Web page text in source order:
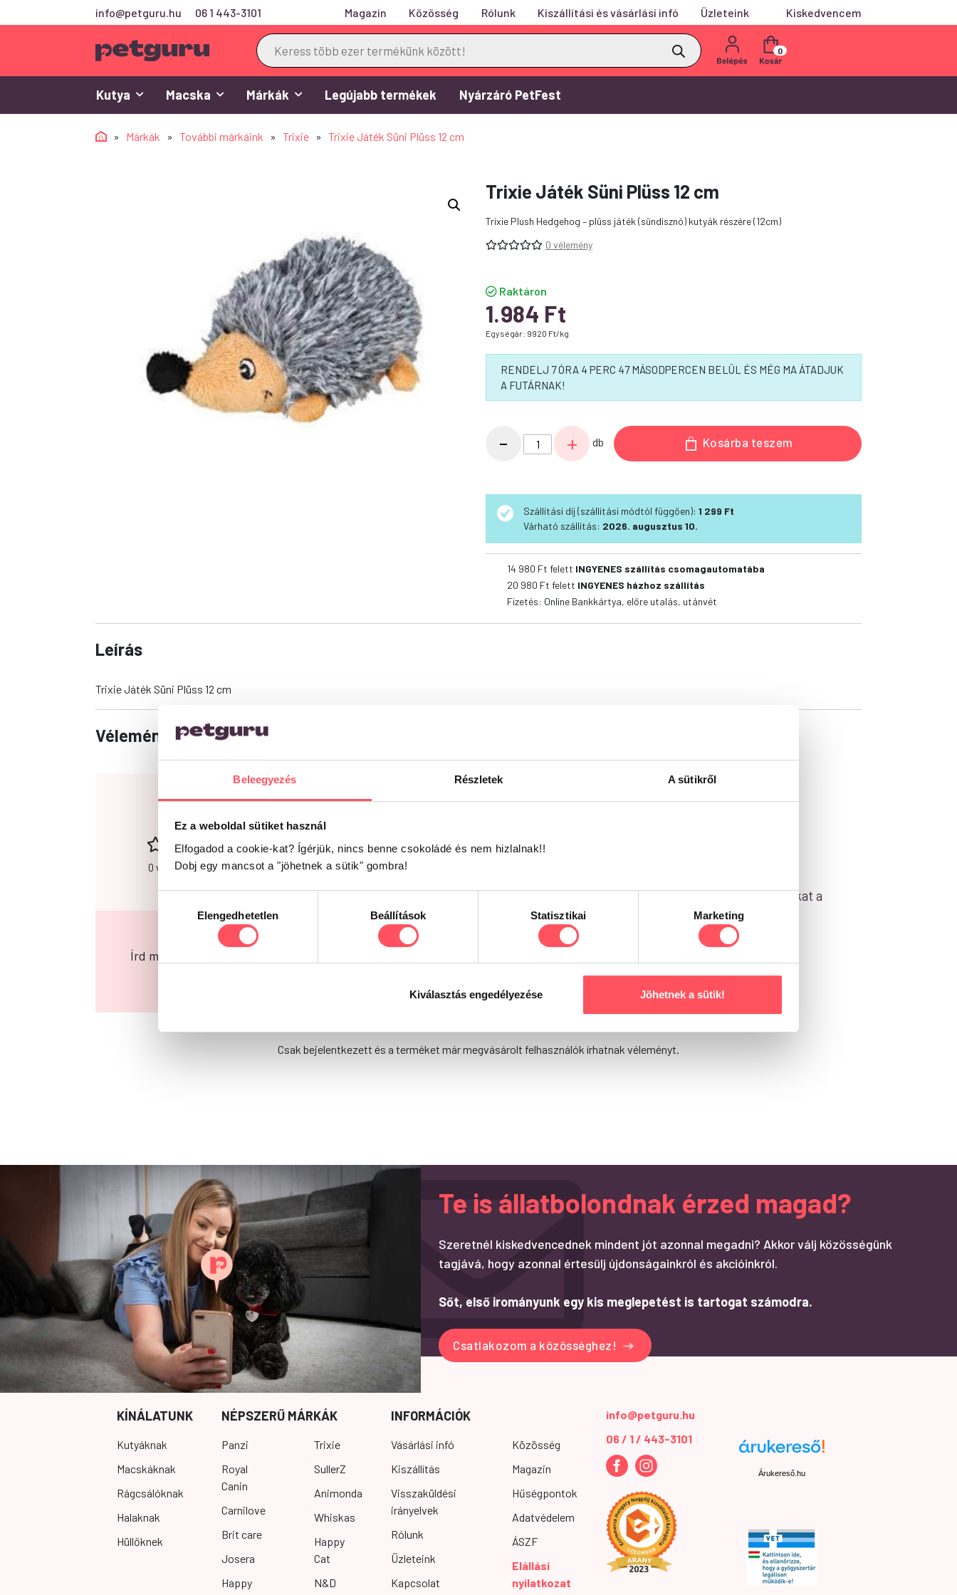
Beleegyezés Részletek A sütikről
Ez a weboldal sütiket használ
Elfogadod a cookie-kat? Ígérjük, nincs benne csokoládé és nem hizlalnak!!
Dobj egy mancsot a "jöhetnek a sütik" gombra!
kiválasztásaElengedhetetlen Beállítások Statisztikai Marketing
Kiválasztás engedélyezése Jöhetnek a sütik!
info@petguru.hu 06 1 443-3101 Magazin Közösség Rólunk Kiszállítási és vásárlási infó Üzleteink
Kiskedvencem
Products
search
0
Kutya Macska Márkák Legújabb termékek Nyárzáró PetFest
» Márkák » További márkáink » Trixie » Trixie Játék Süni Plüss 12 cm
Trixie Játék Süni Plüss 12 cm
Trixie Plush Hedgehog – plüss játék (sündisznó) kutyák részére (12cm)
0 vélemény
Raktáron
1.984 Ft
Egységár: 9920 Ft/kg
RENDELJ 7 ÓRA 4 PERC 46 MÁSODPERCEN BELÜL ÉS MÉG MA ÁTADJUK
A FUTÁRNAK!
-
Trixie
Játék
cm
+ db Kosárba teszem
Szállítási díj (szállítási módtól függően):1 299 Ft
Várható szállítás: 2026. augusztus 10.
14 980 Ft felett INGYENES szállítás csomagautomatába
20 980 Ft felett INGYENES házhoz szállítás
Fizetés: Online Bankkártya, előre utalás, utánvét
Leírás
Trixie Játék Süni Plüss 12 cm
Vélemények
0
0 vélemény alapján
Írd meg a véleményed!
Már kipróbáltad ezt a terméket?
Oszd meg tapasztalataidat, véleményedet a Petguru közösségével! Segítsd a gazdikat a
döntésükben!
Csak bejelentkezett és a terméket már megvásárolt felhasználók írhatnak véleményt.
Te is állatbolondnak érzed magad?
Szeretnél kiskedvencednek mindent jót azonnal megadni? Akkor válj közösségünk
tagjává, hogy azonnal értesülj újdonságainkról és akcióinkról.
Sőt, első irományunk egy kis meglepetést is tartogat számodra.
Csatlakozom a közösséghez!
KÍNÁLATUNK
Kutyáknak
Macskáknak
Rágcsálóknak
Halaknak
Hüllőknek
NÉPSZERŰ MÁRKÁK
Panzi
Royal
Canin
Carnilove
Brit care
Josera
Happy
Trixie
SullerZ
Animonda
Whiskas
Happy
Cat
N&D
INFORMÁCIÓK
Vásárlási infó
Kiszállítás
Visszaküldési
irányelvek
Rólunk
Üzleteink
Kapcsolat
Közösség
Magazin
Hűségpontok
Adatvédelem
ÁSZF
Elállási
nyilatkozat
info@petguru.hu
06 / 1 / 443-3101
Árukereső.hu